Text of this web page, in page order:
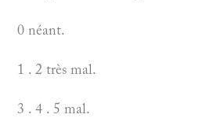
0 néant.
1 . 2 très mal.
3 . 4 . 5 mal.